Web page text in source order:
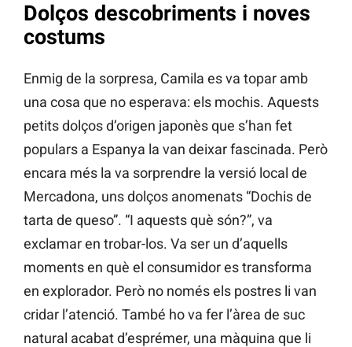
Dolços descobriments i noves
costums
Enmig de la sorpresa, Camila es va topar amb
una cosa que no esperava: els mochis. Aquests
petits dolços d’origen japonès que s’han fet
populars a Espanya la van deixar fascinada. Però
encara més la va sorprendre la versió local de
Mercadona, uns dolços anomenats “Dochis de
tarta de queso”. “I aquests què són?”, va
exclamar en trobar-los. Va ser un d’aquells
moments en què el consumidor es transforma
en explorador. Però no només els postres li van
cridar l’atenció. També ho va fer l’àrea de suc
natural acabat d’esprémer, una màquina que li